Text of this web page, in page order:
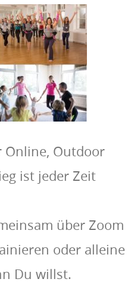
Outdoor
ist jeder Zeit
über Zoom
oder alleine
Du willst.